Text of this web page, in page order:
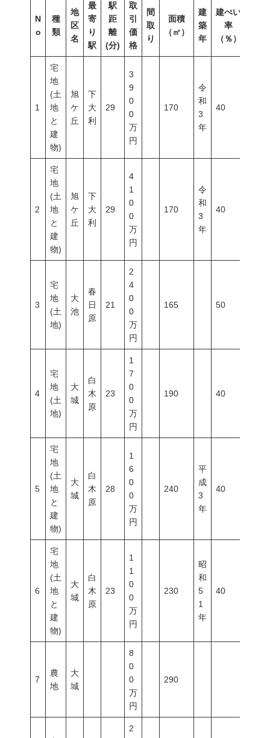
N
o
種
類
地
区
名
最
寄
り
駅
駅
距
離
(分)
取
引
価
格
間
取
り
面積
（㎡）
建
築
年
建ぺい
率
（％）
1
宅
地
(土
地
と
建
物)
旭
ケ
丘
下
大
利
29
3
9
0
0
万
円
170
令
和
3
年
40
2
宅
地
(土
地
と
建
物)
旭
ケ
丘
下
大
利
29
4
1
0
0
万
円
170
令
和
3
年
40
3
宅
地
(土
地)
大
池
春
日
原
21
2
4
0
0
万
円
165 50
4
宅
地
(土
地)
大
城
白
木
原
23
1
7
0
0
万
円
190 40
5
宅
地
(土
地
と
建
物)
大
城
白
木
原
28
1
6
0
0
万
円
240
平
成
3
年
40
6
宅
地
(土
地
と
建
物)
大
城
白
木
原
23
1
1
0
0
万
円
230
昭
和
5
1
年
40
7
農
地
大
城
8
0
0
万
円
290
2